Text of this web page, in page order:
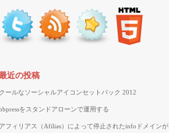
近の投稿
クールなソーシャルアイコンセットパック 2012
をスタンドアローンで運用する
アフィリアス（Afilias）によって停止されたinfoドメインが